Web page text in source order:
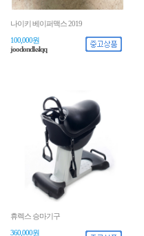
나이키 베이퍼맥스 2019
100,000원
joodondkslqq
휴렉스 승마기구
360,000원